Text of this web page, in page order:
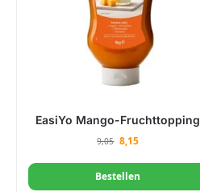
EasiYo Mango-Fruchttopping
9,05 8,15
Bestellen